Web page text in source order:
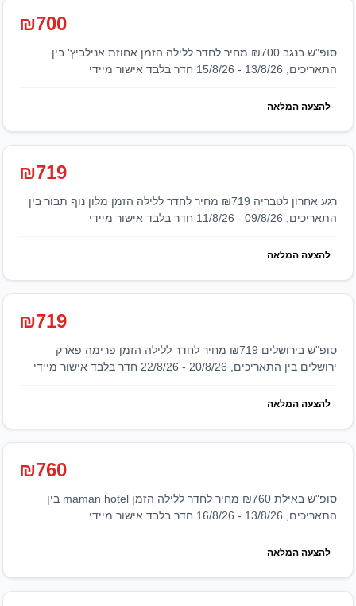
₪700
סופ"ש בנגב ₪700 מחיר לחדר ללילה הזמן אחוזת אנילביץ' בין
התאריכים, 13/8/26 - 15/8/26 חדר בלבד אישור מיידי
להצעה המלאה
₪719
רגע אחרון לטבריה ₪719 מחיר לחדר ללילה הזמן מלון נוף תבור בין
התאריכים, 09/8/26 - 11/8/26 חדר בלבד אישור מיידי
להצעה המלאה
₪719
סופ"ש בירושלים ₪719 מחיר לחדר ללילה הזמן פרימה פארק
ירושלים בין התאריכים, 20/8/26 - 22/8/26 חדר בלבד אישור מיידי
להצעה המלאה
₪760
סופ"ש באילת ₪760 מחיר לחדר ללילה הזמן maman hotel בין
התאריכים, 13/8/26 - 16/8/26 חדר בלבד אישור מיידי
להצעה המלאה